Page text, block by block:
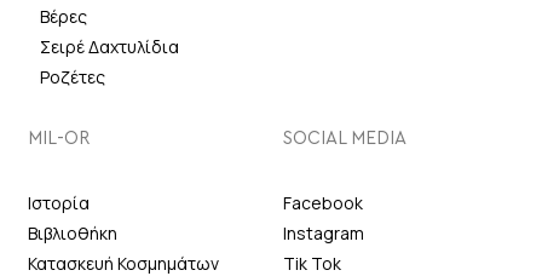
Βέρες
Σειρέ Δαχτυλίδια
Ροζέτες
MIL-OR
Ιστορία
Βιβλιοθήκη
Κατασκευή Κοσμημάτων
SOCIAL MEDIA
Facebook
Instagram
Tik Tok